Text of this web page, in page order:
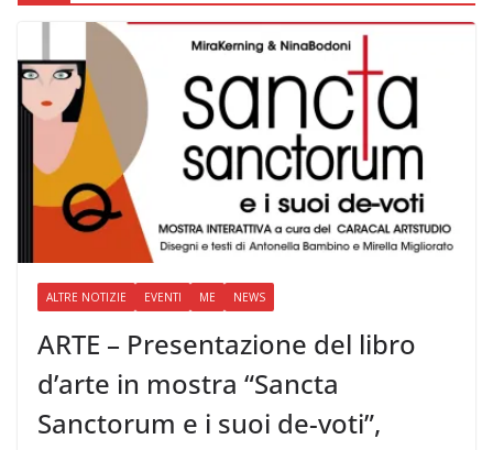
ALTRE NOTIZIE EVENTI ME NEWS
ARTE – Presentazione del libro
d’arte in mostra “Sancta
Sanctorum e i suoi de-voti”,